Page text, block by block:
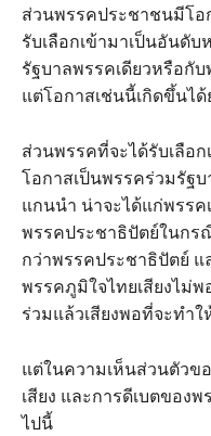
ส่วนพรรคประชาชนมีโอ
รับเลือกเข้ามาเป็นอันดับ
รัฐบาลพรรคเดียวหรือกั
แต่โอกาสเช่นนี้เกิดขึ้นได้
ส่วนพรรคที่จะได้รับเลือ
โอกาสเป็นพรรคร่วมรัฐ
แกนนำ น่าจะได้แก่พรร
พรรคประชาธิปัตย์ในกร
กว่าพรรคประชาธิปัตย์ แ
พรรคภูมิใจไทยเสียงไม่
ร่วมแล้วเสียงพอที่จะทำ
แต่ในความเห็นส่วนตัวข
เสียง และการดีเบตของ
ไปนี้